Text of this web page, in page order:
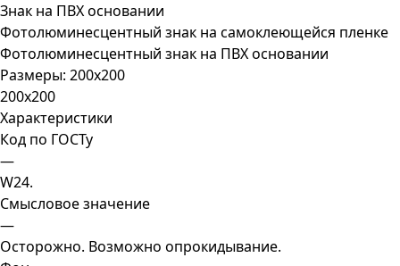
Знак на ПВХ основании
Фотолюминесцентный знак на самоклеющейся пленке
Фотолюминесцентный знак на ПВХ основании
Размеры: 200x200
200x200
Характеристики
Код по ГОСТу
—
W24.
Смысловое значение
—
Осторожно. Возможно опрокидывание.